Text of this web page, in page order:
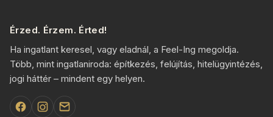
Érzed. Érzem. Érted!
Ha ingatlant keresel, vagy eladnál, a Feel-Ing megoldja.
Több, mint ingatlaniroda: építkezés, felújítás, hitelügyintézés,
jogi háttér – mindent egy helyen.